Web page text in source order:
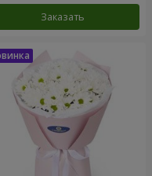
Заказать